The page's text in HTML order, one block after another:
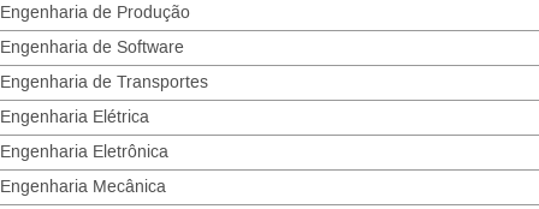
Engenharia de Produção
Engenharia de Software
Engenharia de Transportes
Engenharia Elétrica
Engenharia Eletrônica
Engenharia Mecânica